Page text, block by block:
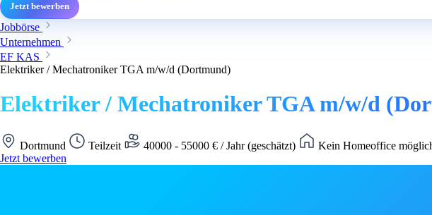
Jetzt bewerben
Jobbörse
Unternehmen
EF KAS
Elektriker / Mechatroniker TGA m/w/d (Dortmund)
Elektriker / Mechatroniker TGA m/w/d
Dortmund Teilzeit 40000 - 55000 € / Jahr (geschätzt)
Kein Homeoffice
Jetzt bewerben